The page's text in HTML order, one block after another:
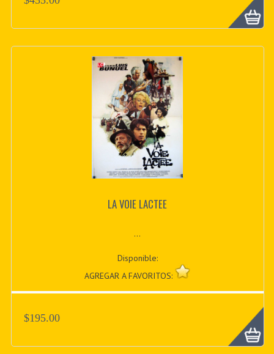
LA VOIE LACTEE
...
Disponible:
AGREGAR A FAVORITOS:
$195.00